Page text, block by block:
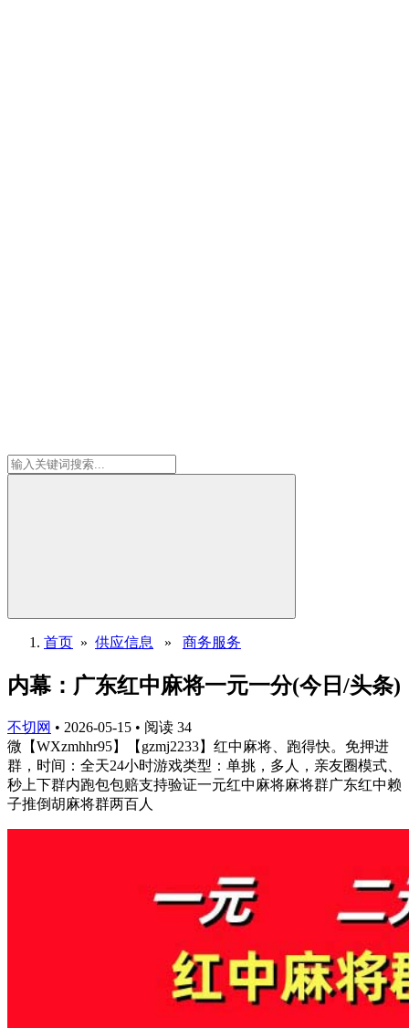
首页 » 供应信息 » 商务服务
内幕：广东红中麻将一元一分(今日/头条)
不切网 • 2026-05-15 • 阅读 34
微【WXzmhhr95】【gzmj2233】红中麻将、跑得快。免押进
群，时间：全天24小时游戏类型：单挑，多人，亲友圈模式、
秒上下群内跑包包赔支持验证一元红中麻将麻将群广东红中赖
子推倒胡麻将群两百人